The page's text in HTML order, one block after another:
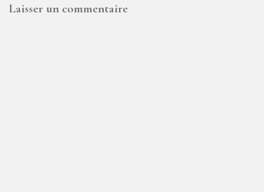
Laisser un commentaire